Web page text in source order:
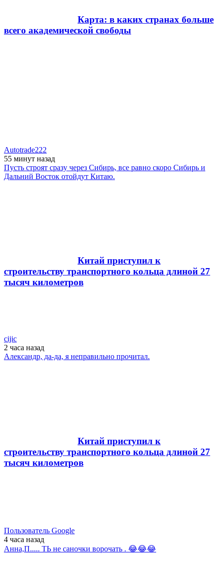
Карта: в каких странах больше
всего академической свободы
Autotrade222
55 минут назад
Пусть строят сразу через Сибирь, все равно скоро Сибирь и
Дальний Восток отойдут Китаю.
Китай приступил к
строительству транспортного кольца длиной 27
тысяч километров
cijic
2 часа назад
Александр, да-да, я неправильно прочитал.
Китай приступил к
строительству транспортного кольца длиной 27
тысяч километров
Пользователь Google
4 часа назад
Анна,П..... ТЬ не саночки ворочать . 😂😂😂